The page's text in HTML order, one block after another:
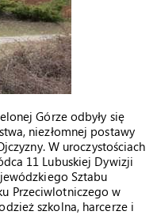
Górze odbyły się
niezłomnej postawy
W uroczystościach
11 Lubuskiej Dywizji
Sztabu
Przeciwlotniczego w
szkolna, harcerze i